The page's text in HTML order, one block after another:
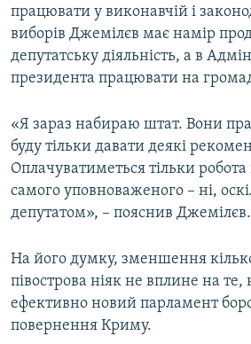
працювати у виконавчій і
виборів Джемілєв має намір
депутатську діяльність, а в
президента працювати на
«Я зараз набираю штат. Вони
буду тільки давати деякі
Оплачуватиметься тільки робота
самого уповноваженого – ні,
депутатом», – пояснив Джемілєв.
На його думку, зменшення
півострова ніяк не вплине на те,
ефективно новий парламент
повернення Криму.